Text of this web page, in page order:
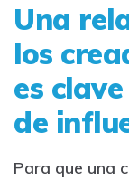
Una
los
es
de
Para que una